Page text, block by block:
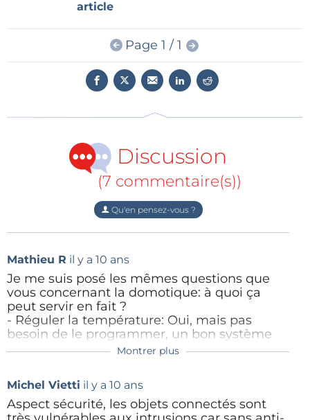
article
Page 1 / 1
Discussion
(7 commentaire(s))
Qu'en pensez-vous ?
Mathieu R il y a 10 ans
Je me suis posé les mêmes questions que
vous concernant la domotique: à quoi ça
peut servir en fait ?
- Réguler la température: Oui, mais pas
besoin de le programmer, un bon système
devrait analyser les températures intérieures
chauffage. C'est ce que fait un Nest
- Allumer les lumières automatiquement en
F6HQZ il y a 10 ans
qu'une sorte de majordome aux ordres
de la voix des occupants de la maison
Montrer plus
Michel Vietti il y a 10 ans
Aspect sécurité, les objets connectés sont